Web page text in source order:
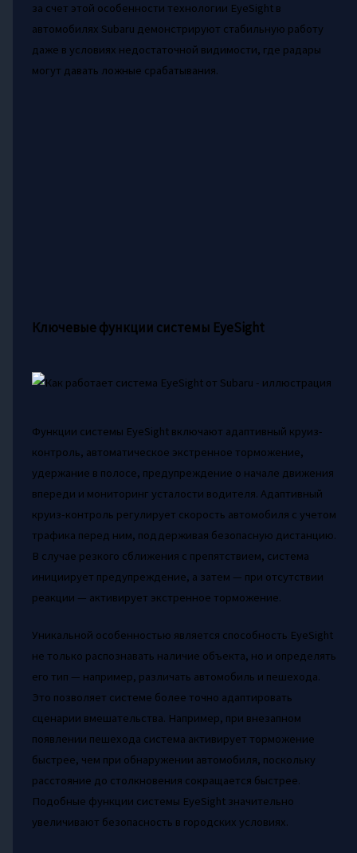
за счет этой особенности технологии EyeSight в
автомобилях Subaru демонстрируют стабильную работу
даже в условиях недостаточной видимости, где радары
могут давать ложные срабатывания.
Ключевые функции системы EyeSight
Функции системы EyeSight включают адаптивный круиз-
контроль, автоматическое экстренное торможение,
удержание в полосе, предупреждение о начале движения
впереди и мониторинг усталости водителя. Адаптивный
круиз-контроль регулирует скорость автомобиля с учетом
трафика перед ним, поддерживая безопасную дистанцию.
В случае резкого сближения с препятствием, система
инициирует предупреждение, а затем — при отсутствии
реакции — активирует экстренное торможение.
Уникальной особенностью является способность EyeSight
не только распознавать наличие объекта, но и определять
его тип — например, различать автомобиль и пешехода.
Это позволяет системе более точно адаптировать
сценарии вмешательства. Например, при внезапном
появлении пешехода система активирует торможение
быстрее, чем при обнаружении автомобиля, поскольку
расстояние до столкновения сокращается быстрее.
Подобные функции системы EyeSight значительно
увеличивают безопасность в городских условиях.